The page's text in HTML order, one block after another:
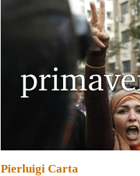
Pierluigi Carta